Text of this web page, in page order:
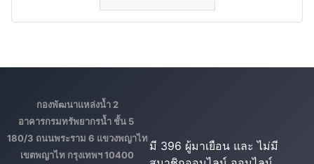
กองพัฒนาแหล่งน้ำ 2
อาคารกรมทรัพยากรน้ำ ชั้น 5
180/3 ถนนพระราม 6 แขวงพญาไท
เขตพญาไท กรุงเทพฯ 10400
มี 396 ผู้มาเยือน และ ไม่มี